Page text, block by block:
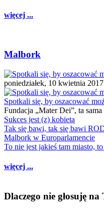
więcej ...
Malbork
poniedziałek, 10 kwietnia
Spotkali się, by oszacować
Fundacja „Mater Dei”, ta
Sukces jest (z) kobietą
Tak się bawi, tak się bawi
Malbork w Europarlamencie
To nie jest jakieś tam miasto,
więcej ...
Dlaczego nie głosuję na